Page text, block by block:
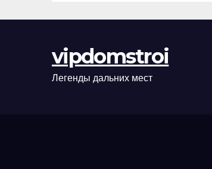
оформления
рыночные
ориентиры
vipdomstroi
Легенды дальних мест